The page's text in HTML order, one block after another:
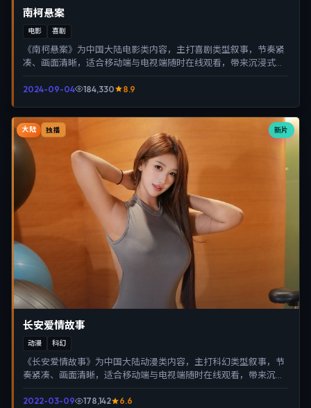
南柯悬案
电影 喜剧
《南柯悬案》为中国大陆电影类内容，主打喜剧类型叙事，节奏紧
凑、画面清晰，适合移动端与电视端随时在线观看，带来沉浸式视
2024-09-04 184,330 8.9
新片
大陆 独播
长安爱情故事
动漫 科幻
《长安爱情故事》为中国大陆动漫类内容，主打科幻类型叙事，节
奏紧凑、画面清晰，适合移动端与电视端随时在线观看，带来沉浸
2022-03-09 178,142 6.6